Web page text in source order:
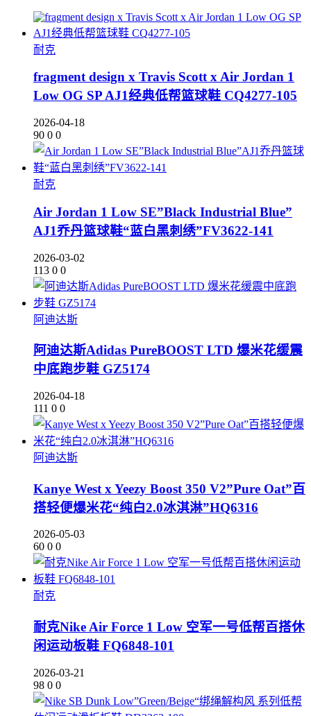
耐克
fragment design x Travis Scott x Air Jordan 1
Low OG SP AJ1经典低帮篮球鞋 CQ4277-105
2026-04-18
90 0 0
耐克
Air Jordan 1 Low SE”Black Industrial Blue”
AJ1乔丹篮球鞋“蓝白黑刺绣”FV3622-141
2026-03-02
113 0 0
阿迪达斯
阿迪达斯Adidas PureBOOST LTD 爆米花缓震
中底跑步鞋 GZ5174
2026-04-18
111 0 0
阿迪达斯
Kanye West x Yeezy Boost 350 V2”Pure Oat”百
搭轻便爆米花“纯白2.0冰淇淋”HQ6316
2026-05-03
60 0 0
耐克
耐克Nike Air Force 1 Low 空军一号低帮百搭休
闲运动板鞋 FQ6848-101
2026-03-21
98 0 0